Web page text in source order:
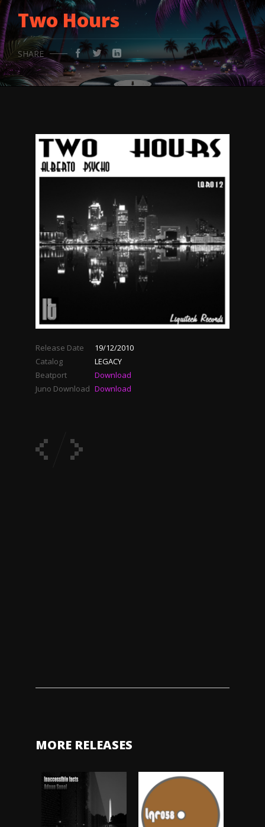
Two Hours
SHARE
Release Date
19/12/2010
Catalog
LEGACY
Beatport
Download
Juno Download Download
MORE RELEASES